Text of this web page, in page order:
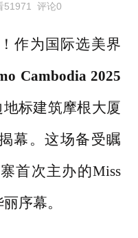
51971 评论0
作为国际选美界
Cambodia 2025
标建筑摩根大厦
幕。这场备受瞩
首次主办的Miss
序幕。